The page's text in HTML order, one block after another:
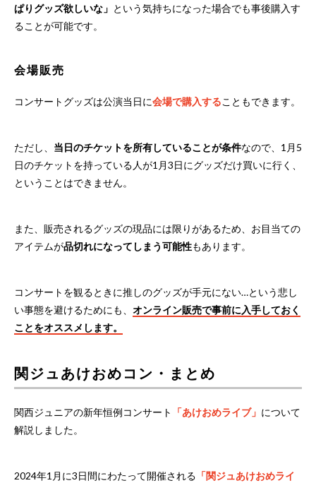
ぱりグッズ欲しいな」 という気持ちになった場合でも事後購入す
ることが可能です。
会場販売
コンサートグッズは公演当日に会場で購入することもできます。
ただし、 当日のチケットを所有していることが条件なので、1月5
日のチケットを持っている人が1月3日にグッズだけ買いに行く、
ということはできません。
また、販売されるグッズの現品には限りがあるため、お目当ての
アイテムが品切れになってしまう可能性もあります。
コンサートを観るときに推しのグッズが手元にない…という悲し
い事態を避けるためにも、 オンライン販売で事前に入手しておく
ことをオススメします。
関ジュあけおめコン・まとめ
関西ジュニアの新年恒例コンサート 「あけおめライブ」 について
解説しました。
2024年1月に3日間にわたって開催される 「関ジュあけおめライ